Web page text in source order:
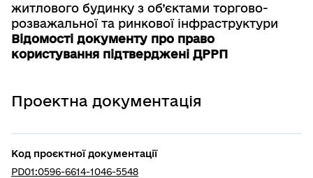
житлового будинку з об’єктами торгово-
розважальної та ринкової інфраструктури
Відомості документу про право
користування підтверджені ДРРП
Проектна документація
Код проєктної документації
PD01:0596-6614-1046-5548